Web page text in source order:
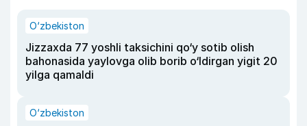
O‘zbekiston
Jizzaxda 77 yoshli taksichini qo‘y sotib olish
bahonasida yaylovga olib borib o‘ldirgan yigit 20
yilga qamaldi
O‘zbekiston